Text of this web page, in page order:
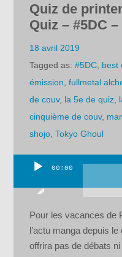
Quiz de
Quiz – #5DC
18 avril 2019
Tagged as:#5DC best
émission ,fullmetal
de couv, la 5e de quiz
cinquième de couv,
shojo ,Tokyo Ghoul
00:00
Pour les vacances de
l’actu manga depuis
offrira pas de débats